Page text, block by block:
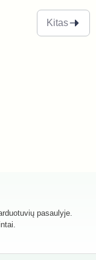
Kitas
pasaulyje.